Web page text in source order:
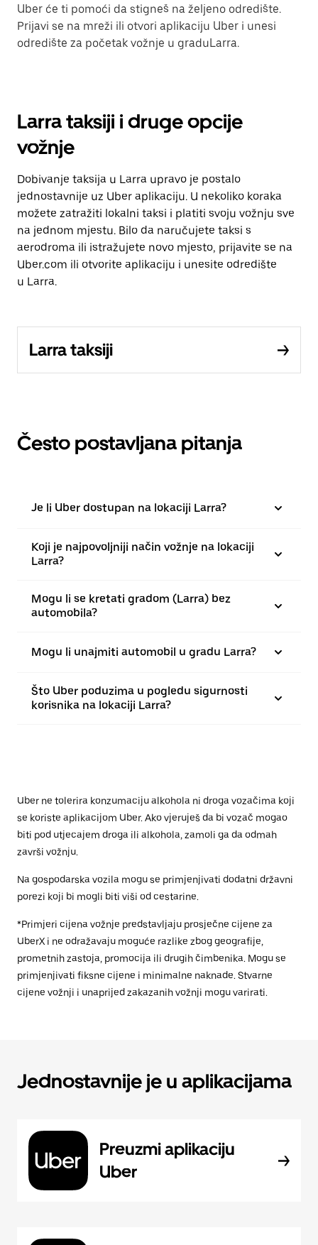
Uber će ti pomoći da stigneš na željeno odredište.
Prijavi se na mreži ili otvori aplikaciju Uber i unesi
odredište za početak vožnje u graduLarra.
Larra taksiji i druge opcije
vožnje
Dobivanje taksija u Larra upravo je postalo
jednostavnije uz Uber aplikaciju. U nekoliko koraka
možete zatražiti lokalni taksi i platiti svoju vožnju sve
na jednom mjestu. Bilo da naručujete taksi s
aerodroma ili istražujete novo mjesto, prijavite se na
Uber.com ili otvorite aplikaciju i unesite odredište
u Larra.
Larra taksiji
Često postavljana pitanja
Je li Uber dostupan na lokaciji Larra?
Koji je najpovoljniji način vožnje na lokaciji
Larra?
Mogu li se kretati gradom (Larra) bez
automobila?
Mogu li unajmiti automobil u gradu Larra?
Što Uber poduzima u pogledu sigurnosti
korisnika na lokaciji Larra?
Uber ne tolerira konzumaciju alkohola ni droga vozačima koji
se koriste aplikacijom Uber. Ako vjeruješ da bi vozač mogao
biti pod utjecajem droga ili alkohola, zamoli ga da odmah
završi vožnju.
Na gospodarska vozila mogu se primjenjivati dodatni državni
porezi koji bi mogli biti viši od cestarine.
*Primjeri cijena vožnje predstavljaju prosječne cijene za
UberX i ne odražavaju moguće razlike zbog geografije,
prometnih zastoja, promocija ili drugih čimbenika. Mogu se
primjenjivati fiksne cijene i minimalne naknade. Stvarne
cijene vožnji i unaprijed zakazanih vožnji mogu varirati.
Jednostavnije je u aplikacijama
Preuzmi aplikaciju
Uber